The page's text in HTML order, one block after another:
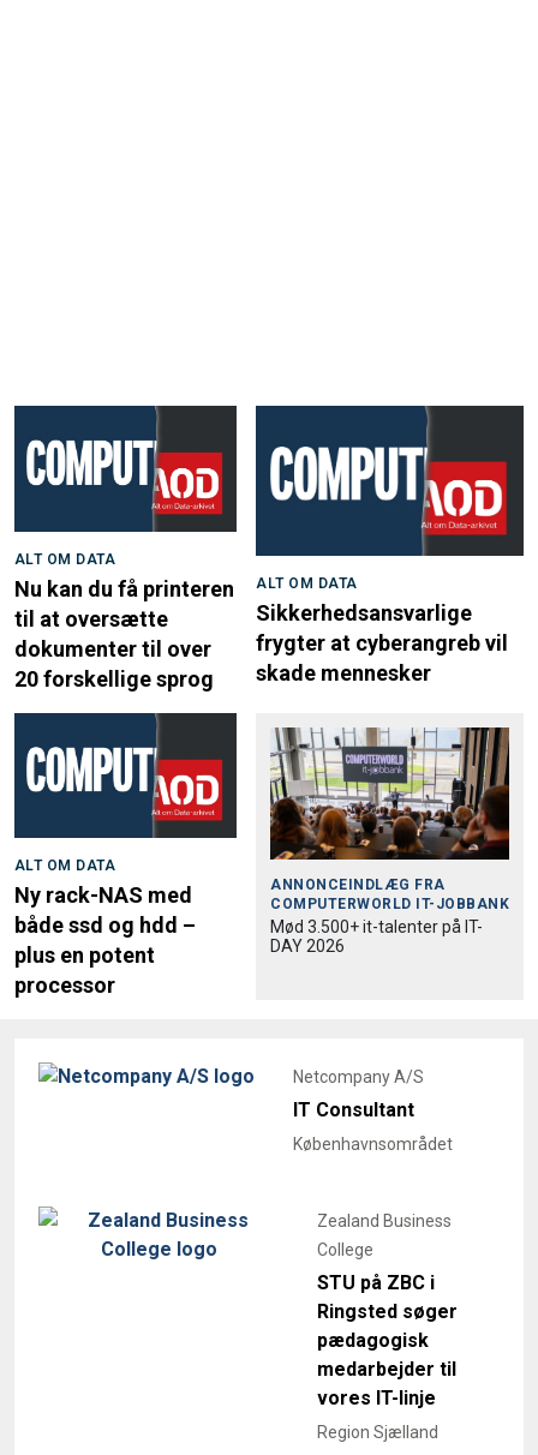
ALT OM DATA
Nu kan du få printeren
til at oversætte
dokumenter til over
20 forskellige sprog
ALT OM DATA
Sikkerhedsansvarlige
frygter at cyberangreb vil
skade mennesker
ALT OM DATA
Ny rack-NAS med
både ssd og hdd –
plus en potent
processor
ANNONCEINDLÆG FRA
COMPUTERWORLD IT-JOBBANK
Mød 3.500+ it-talenter på IT-
DAY 2026
Netcompany A/S
IT Consultant
Københavnsområdet
Zealand Business
College
STU på ZBC i
Ringsted søger
pædagogisk
medarbejder til
vores IT-linje
Region Sjælland